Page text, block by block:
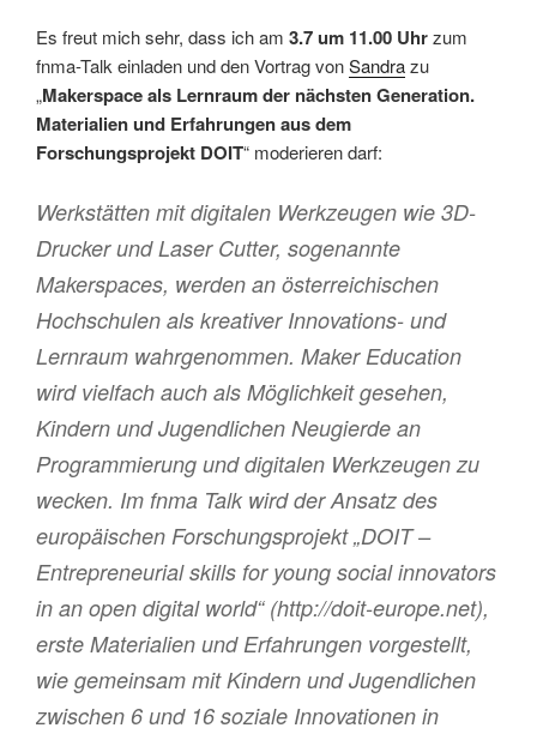
Es freut mich sehr, dass ich am 3.7 um 11.00 Uhrzum
fnma-Talk einladen und den Vortrag vonSandrazu
„Makerspace als Lernraum der nächsten Generation.
Materialien und Erfahrungen aus dem
Forschungsprojekt DOIT“ moderieren darf:
Werkstätten mit digitalen Werkzeugen wie 3D-
Drucker und Laser Cutter, sogenannte
Makerspaces, werden an österreichischen
Hochschulen als kreativer Innovations- und
Lernraum wahrgenommen. Maker Education
wird vielfach auch als Möglichkeit gesehen,
Kindern und Jugendlichen Neugierde an
Programmierung und digitalen Werkzeugen zu
wecken. Im fnma Talk wird der Ansatz des
europäischen Forschungsprojekt „DOIT –
Entrepreneurial skills for young social innovators
in an open digital world“ (http://doit-europe.net),
erste Materialien und Erfahrungen vorgestellt,
wie gemeinsam mit Kindern und Jugendlichen
zwischen 6 und 16 soziale Innovationen in